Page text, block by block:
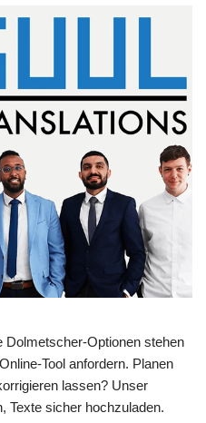
Dolmetscher-Optionen stehen
Tool anfordern. Planen
lassen? Unser
Texte sicher hochzuladen.